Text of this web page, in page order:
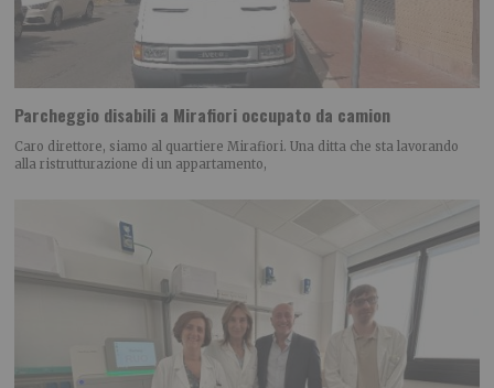
Parcheggio disabili a Mirafiori occupato da camion
Caro direttore, siamo al quartiere Mirafiori. Una ditta che sta lavorando
alla ristrutturazione di un appartamento,